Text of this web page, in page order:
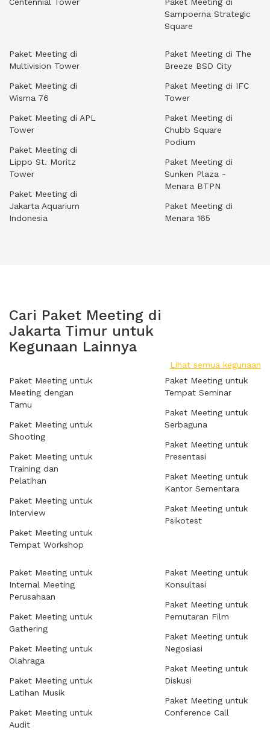
Sampoerna Strategic
Square
Paket Meeting di
Multivision Tower
Paket Meeting di
Wisma 76
Paket Meeting di APL
Tower
Paket Meeting di
Lippo St. Moritz
Tower
Paket Meeting di
Jakarta Aquarium
Indonesia
Paket Meeting di The
Breeze BSD City
Paket Meeting di IFC
Tower
Paket Meeting di
Chubb Square
Podium
Paket Meeting di
Sunken Plaza -
Menara BTPN
Paket Meeting di
Menara 165
Cari Paket Meeting di
Jakarta Timur untuk
Kegunaan Lainnya
Lihat semua kegunaan
Paket Meeting untuk
Meeting dengan
Tamu
Paket Meeting untuk
Shooting
Paket Meeting untuk
Training dan
Pelatihan
Paket Meeting untuk
Interview
Paket Meeting untuk
Tempat Workshop
Paket Meeting untuk
Tempat Seminar
Paket Meeting untuk
Serbaguna
Paket Meeting untuk
Presentasi
Paket Meeting untuk
Kantor Sementara
Paket Meeting untuk
Psikotest
Paket Meeting untuk
Internal Meeting
Perusahaan
Paket Meeting untuk
Gathering
Paket Meeting untuk
Olahraga
Paket Meeting untuk
Latihan Musik
Paket Meeting untuk
Audit
Paket Meeting untuk
Konsultasi
Paket Meeting untuk
Pemutaran Film
Paket Meeting untuk
Negosiasi
Paket Meeting untuk
Diskusi
Paket Meeting untuk
Conference Call